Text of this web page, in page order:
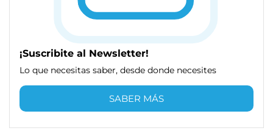
¡Suscribite al Newsletter!
Lo que necesitas saber, desde donde necesites
SABER MÁS